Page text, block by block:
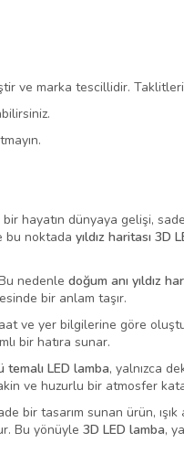
ve marka tescillidir.
hayatın dünyaya gelişi,
bu noktada yıldız haritası 3D
nedenle doğum anı yıldız
bir anlam taşır.
ve yer bilgilerine göre
bir hatıra sunar.
temalı LED lamba, yalnızca
ve huzurlu bir atmosfer
bir tasarım sunan ürün,
Bu yönüyle 3D LED lamba,